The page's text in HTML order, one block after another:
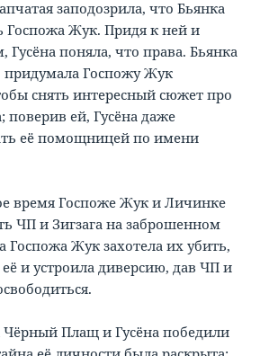
заподозрила, что Бьянка
Госпожа Жук. Придя к ней и
Гусёна поняла, что права. Бьянка
придумала Госпожу Жук
снять интересный сюжет про
поверив ей, Гусёна даже
её помощницей по имени
время Госпоже Жук и Личинке
ЧП и Зигзага на заброшенном
Госпожа Жук захотела их убить,
её и устроила диверсию, дав ЧП и
Чёрный Плащ и Гусёна победили